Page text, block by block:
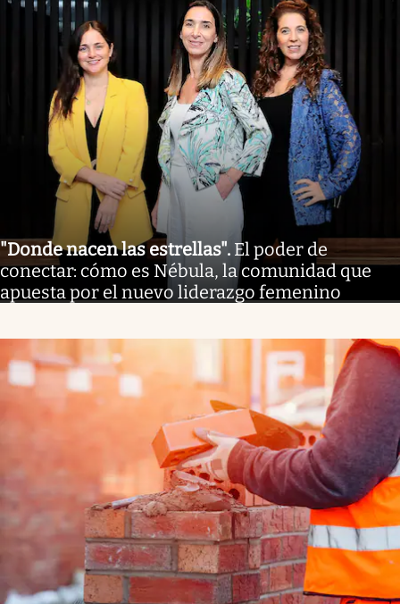
"Donde nacen las estrellas". El poder de
conectar: cómo es Nébula, la comunidad que
apuesta por el nuevo liderazgo femenino